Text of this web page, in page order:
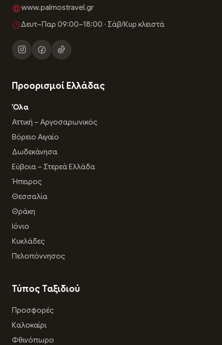
www.palmostravel.gr
Δευτ–Παρ 09:00–18:00 · Σάβ/Κυρ κλειστά
Προορισμοί Ελλάδας
Όλα
Αττική – Αργοσαρωνικός
Βόρειο Αιγαίο
Δωδεκάνησα
Εύβοια – Στερεά Ελλάδα
Ήπειρος
Θεσσαλία
Θράκη
Ιόνιο
Κυκλάδες
Πελοπόννησος
Τύπος Ταξιδιού
Προσφορές
Καλοκαίρι
Φθινόπωρο